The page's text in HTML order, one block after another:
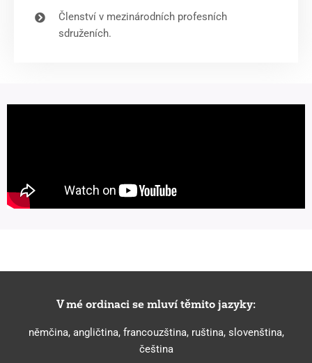
Členství v mezinárodních profesních
sdruženích.
V mé ordinaci se mluví těmito jazyky:
němčina, angličtina, francouzština, ruština, slovenština,
čeština